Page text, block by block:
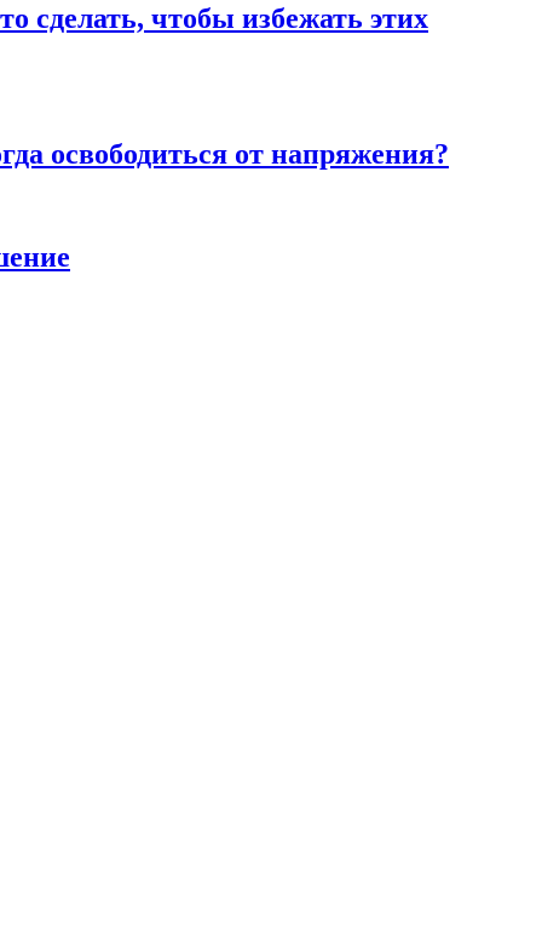
сделать, чтобы избежать этих
освободиться от напряжения?